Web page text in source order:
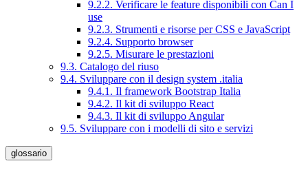
9.2.2. Verificare le feature disponibili con Can I
use
9.2.3. Strumenti e risorse per CSS e JavaScript
9.2.4. Supporto browser
9.2.5. Misurare le prestazioni
9.3. Catalogo del riuso
9.4. Sviluppare con il design system .italia
9.4.1. Il framework Bootstrap Italia
9.4.2. Il kit di sviluppo React
9.4.3. Il kit di sviluppo Angular
9.5. Sviluppare con i modelli di sito e servizi
glossario